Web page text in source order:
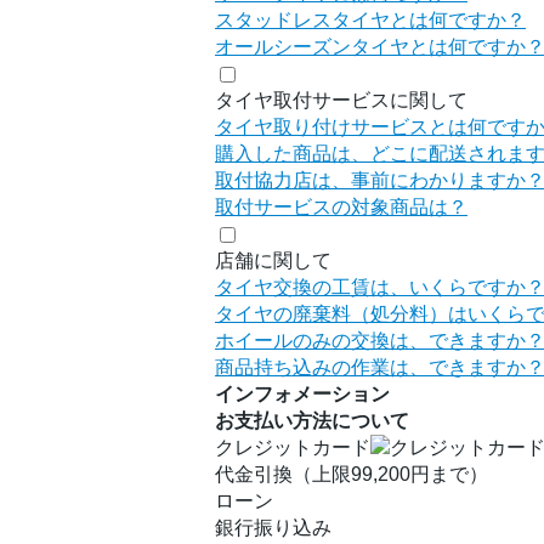
スタッドレスタイヤとは何ですか？
オールシーズンタイヤとは何ですか？
タイヤ取付サービスに関して
タイヤ取り付けサービスとは何です
購入した商品は、どこに配送されま
取付協力店は、事前にわかりますか？
取付サービスの対象商品は？
店舗に関して
タイヤ交換の工賃は、いくらですか？
タイヤの廃棄料（処分料）はいくら
ホイールのみの交換は、できますか？
商品持ち込みの作業は、できますか？
インフォメーション
お支払い方法について
クレジットカード
代金引換（上限99,200円まで）
ローン
銀行振り込み